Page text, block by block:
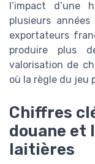
l’impact
plusieurs
exportateurs
produire plus
valorisation de
où la règle du jeu
Chiffres
douane et
laitières